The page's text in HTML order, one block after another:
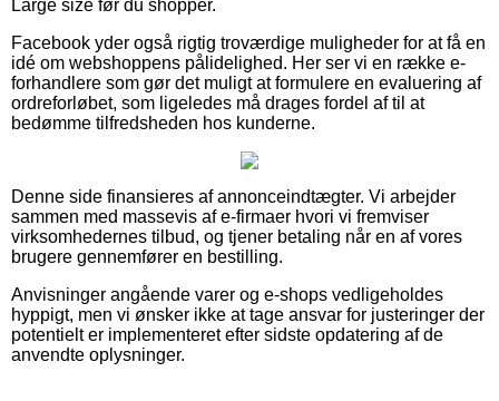
Large size før du shopper.
Facebook yder også rigtig troværdige muligheder for at få en
idé om webshoppens pålidelighed. Her ser vi en række e-
forhandlere som gør det muligt at formulere en evaluering af
ordreforløbet, som ligeledes må drages fordel af til at
bedømme tilfredsheden hos kunderne.
Denne side finansieres af annonceindtægter. Vi arbejder
sammen med massevis af e-firmaer hvori vi fremviser
virksomhedernes tilbud, og tjener betaling når en af vores
brugere gennemfører en bestilling.
Anvisninger angående varer og e-shops vedligeholdes
hyppigt, men vi ønsker ikke at tage ansvar for justeringer der
potentielt er implementeret efter sidste opdatering af de
anvendte oplysninger.